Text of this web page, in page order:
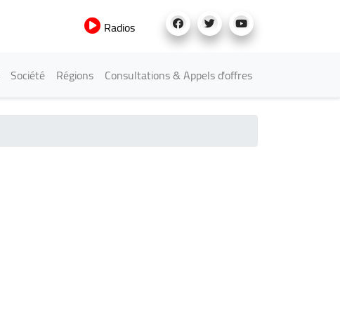
Radios
Société Régions Consultations & Appels d'offres